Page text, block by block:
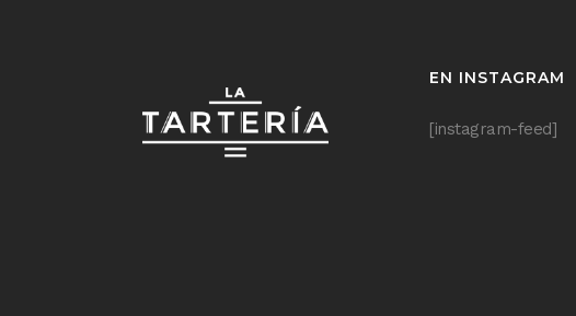
EN INSTAGRAM
[instagram-feed]